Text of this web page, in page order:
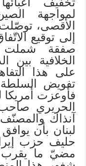
لمواجهة
الأقصى، توصّلت
إلى توقيع
صفقة شملت
الخلافية بين
على هذا
تفويض
فأوعزت أمريكا
الحريري صاحب
آنذاك
لبنان بأن
حليف حزب
مضيّ ما